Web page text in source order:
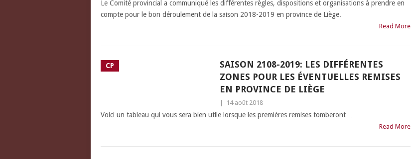
Le Comité provincial a communiqué les différentes règles, dispositions et organisations à prendre en
compte pour le bon déroulement de la saison 2018-2019 en province de Liège.
Read More
CP
SAISON 2108-2019: LES DIFFÉRENTES
ZONES POUR LES ÉVENTUELLES REMISES
EN PROVINCE DE LIÈGE
14 août 2018
Voici un tableau qui vous sera bien utile lorsque les premières remises tomberont…
Read More